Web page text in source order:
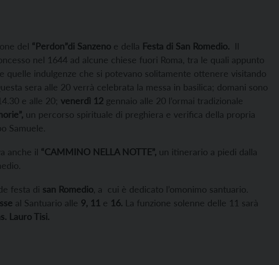
del “Perdon”di Sanzeno e della Festa di San Romedio. Il
nel 1644 ad alcune chiese fuori Roma, tra le quali appunto
quelle indulgenze che si potevano solitamente ottenere visitando
sera alle 20 verrà celebrata la messa in basilica; domani sono
e alle 20; venerdì 12 gennaio alle 20 l’ormai tradizionale
un percorso spirituale di preghiera e verifica della propria
Samuele.
anche il “CAMMINO NELLA NOTTE”, un itinerario a piedi dalla
festa di san Romedio , a cui è dedicato l’omonimo santuario.
al Santuario alle 9, 11 e 16. La funzione solenne delle 11 sarà
Lauro Tisi.